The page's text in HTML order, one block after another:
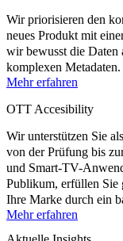
Wir priorisieren den
neues Produkt mit
wir bewusst die Daten
komplexen Metadaten.
Mehr erfahren
OTT Accesibility
Wir unterstützen Sie
von der Prüfung bis
und Smart-TV-
Publikum, erfüllen Sie
Ihre Marke durch ein
Mehr erfahren